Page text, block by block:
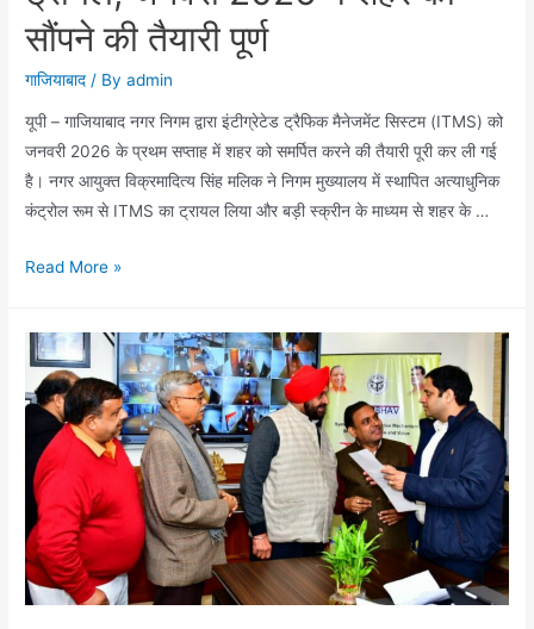
सौंपने की तैयारी पूर्ण
गाजियाबाद / Byadmin
यूपी – गाजियाबाद नगर निगम द्वारा इंटीग्रेटेड ट्रैफिक मैनेजमेंट सिस्टम (ITMS) को
जनवरी 2026 के प्रथम सप्ताह में शहर को समर्पित करने की तैयारी पूरी कर ली गई
है। नगर आयुक्त विक्रमादित्य सिंह मलिक ने निगम मुख्यालय में स्थापित अत्याधुनिक
कंट्रोल रूम से ITMS का ट्रायल लिया और बड़ी स्क्रीन के माध्यम से शहर के …
नगर
ITMS
का
लिया
ट्रायल,
जनवरी
2026
में
शहर
को
Read More »